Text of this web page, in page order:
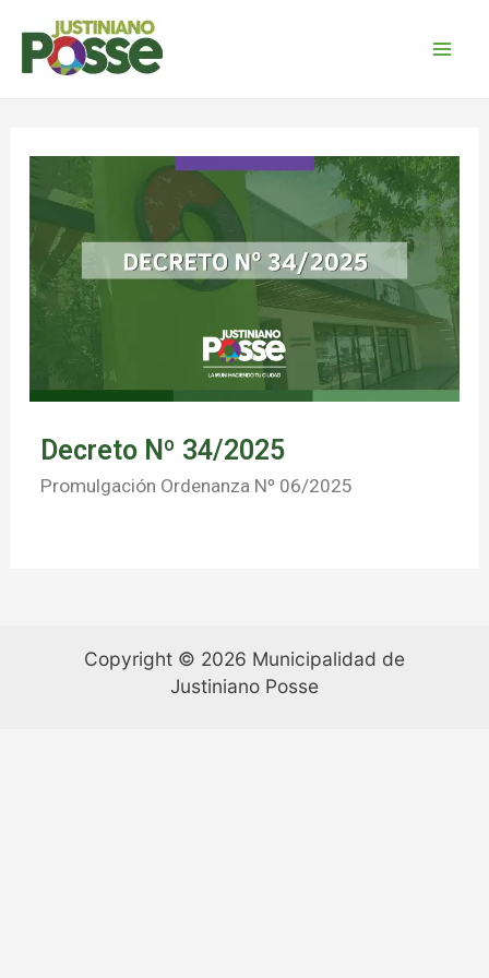
Decreto Nº 34/2025
Promulgación Ordenanza Nº 06/2025
Copyright © 2026 Municipalidad de
Justiniano Posse